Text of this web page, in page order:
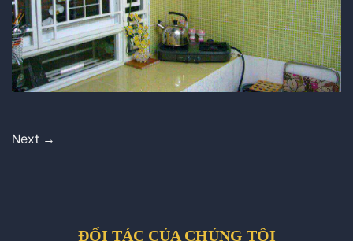
Next →
ĐỐI TÁC CỦA CHÚNG TÔI